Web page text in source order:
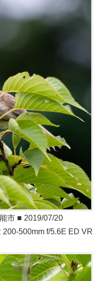
市 ■ 2019/07/20
500mm f/5.6E ED VR